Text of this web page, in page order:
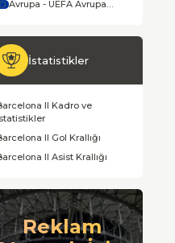
Avrupa - UEFA Avrupa
İstatistikler
II Kadro ve
II Gol Krallığı
II Asist Krallığı
Reklam